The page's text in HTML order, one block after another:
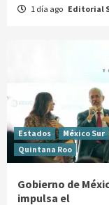
1 día ago Editorial
Estados
México Sur
Quintana Roo
Gobierno de
impulsa el